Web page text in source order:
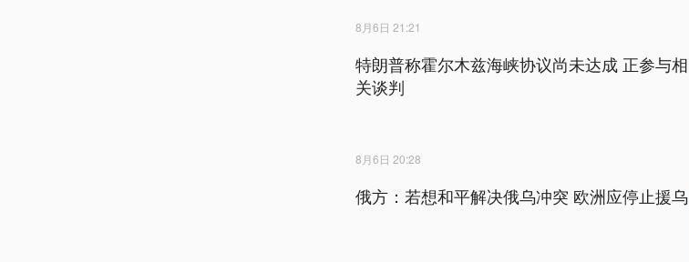
8月6日 21:21
特朗普称霍尔木兹海峡协议尚未达成 正参与相
关谈判
8月6日 20:28
俄方：若想和平解决俄乌冲突 欧洲应停止援乌